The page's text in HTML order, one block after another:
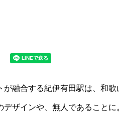
が融合する紀伊有田駅は、和
デザインや、無人であること